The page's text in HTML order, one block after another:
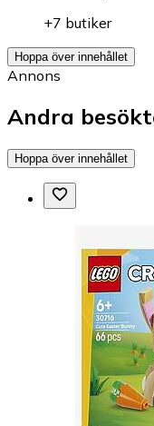
+7 butiker
Hoppa över innehållet
Annons
Andra
Hoppa över innehållet